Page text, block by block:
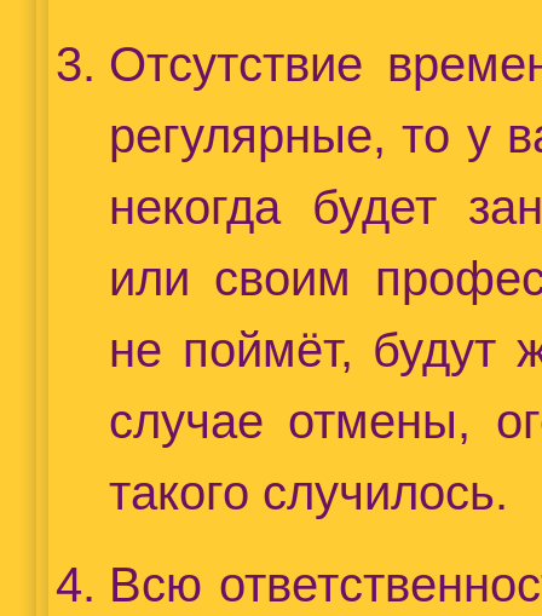
Отсутствие
регулярные, то у
некогда будет
или своим
не поймёт, будут
случае отмены,
такого случилось.
Всю